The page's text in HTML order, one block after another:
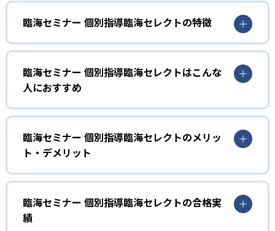
臨海セミナー 個別指導臨海セレクトの特徴
01
「講師1対生徒2」授業
臨海セレクトでは、先生1人が生徒2人に対して指導を行う
「講師1対生徒2」形式の授業が最大の特徴となる。この
「講師1対生徒2」授業は、ふたり同時に同じ授業を展開す
るわけではなく、一方の生徒に講師が解説をする間にはも
うひとりの生徒に「自立する」時間が生まれる。
この「自立する」時間によって、ずっと見られているとい
高める効果を生んでいる。
02
臨海セミナー 個別指導臨海セレクトはこんな
人におすすめ
通塾が初めてという人向け
臨海セレクトでは、小学3年・4年生からの塾通いに対応し
ており、以下のようなニーズをもつ場合に向いている。
ゆくゆくは集団授業についていきたいが、まずは個別指
導で始めたい
臨海セミナー 個別指導臨海セレクトのメリッ
ト・デメリット
どんなメリットがある？
臨海セレクトの授業料は、個人指導塾にもかかわらず比較
的リーズナブルに設定されている。最も安価なのは「【小
臨海セミナー 個別指導臨海セレクトの合格実
績